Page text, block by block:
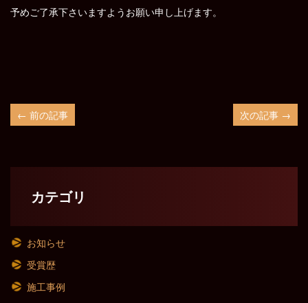
予めご了承下さいますようお願い申し上げます。
← 前の記事 次の記事 →
カテゴリ
お知らせ
受賞歴
施工事例